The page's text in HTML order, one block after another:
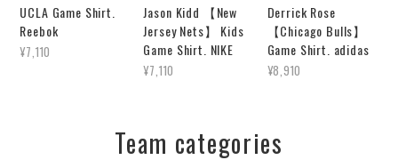
UCLA Game Shirt.
Reebok
¥7,110
Jason Kidd 【New
Jersey Nets】 Kids
Game Shirt. NIKE
¥7,110
Derrick Rose
【Chicago Bulls】
Game Shirt. adidas
¥8,910
Team categories